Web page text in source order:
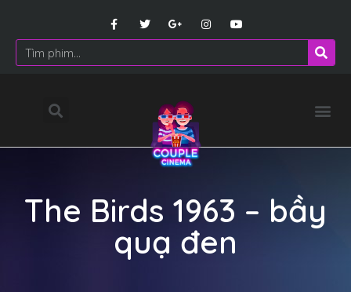
The Birds 1963 – bầy
quạ đen